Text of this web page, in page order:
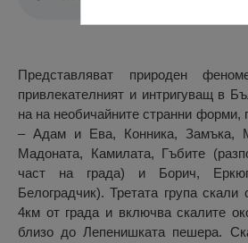
Представляват природен
привлекателният и интригуващ в
на на необичайните странни форми,
– Адам и Ева, Конника, Замъка,
Мадоната, Камилата, Гъбите
част на града) и Борич,
Белоградчик). Третата група
4км от града и включва скалите
близо до Лепенишката пешера.